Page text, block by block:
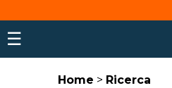
☰
Home > Ricerca